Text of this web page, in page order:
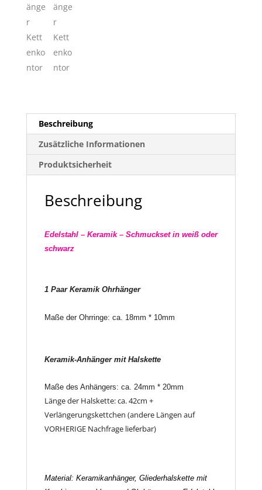
Beschreibung
Zusätzliche Informationen
Produktsicherheit
Beschreibung
Edelstahl – Keramik – Schmuckset in weiß oder
schwarz
1 Paar Keramik Ohrhänger
Maße der Ohrringe: ca. 18mm * 10mm
Keramik-Anhänger mit Halskette
Maße des Anhängers: ca. 24mm * 20mm
Länge der Halskette: ca. 42cm +
Verlängerungskettchen (andere Längen auf
VORHERIGE Nachfrage lieferbar)
Material: Keramikanhänger, Gliederhalskette mit